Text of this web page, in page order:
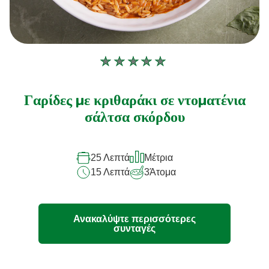
Δεν
αξιολογήσεις
για
recipe
Γαρίδες με κριθαράκι σε ντοματένια
σάλτσα σκόρδου
25 Λεπτά
Μέτρια
15 Λεπτά
3Άτομα
Ανακαλύψτε περισσότερες
συνταγές